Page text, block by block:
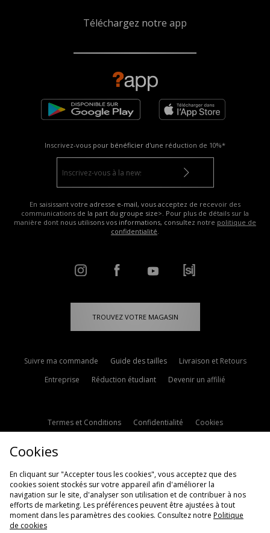
Téléchargez notre app
Inscrivez-vous pour bénéficier d'une réduction de 10%*
En saisissant votre adresse e-mail, vous acceptez de recevoir des
communications de la part du groupe size>. Pour plus de détails sur la
manière dont nous utilisons vos informations, consultez notre politique de
confidentialité.
TROUVEZ VOTRE MAGASIN
Suivre ma commande Guide des tailles
Livraison et Retours
Entreprise
Réduction étudiant Devenir un affilié
Termes et Conditions Confidentialité
Cookies
Politique d'avis en ligne
Cookies
En cliquant sur "Accepter tous les cookies", vous acceptez que des
cookies soient stockés sur votre appareil afin d'améliorer la
navigation sur le site, d'analyser son utilisation et de contribuer à nos
efforts de marketing. Les préférences peuvent être ajustées à tout
moment dans les paramètres des cookies. Consultez notre Politique
de cookies